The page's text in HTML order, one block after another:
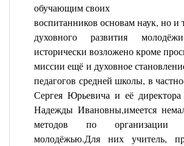
обучающим своих
воспитанников основам наук, но и
духовного развития
исторически возложено кроме
миссии ещё и духовное
педагогов средней школы, в
Сергея Юрьевича и её
Надежды Ивановны,имеется
методов по
молодёжью.Для них учитель,